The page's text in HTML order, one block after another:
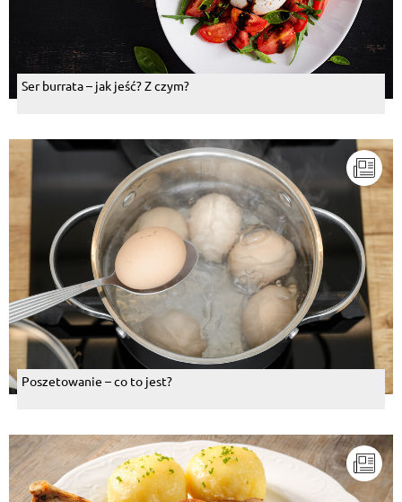
Ser burrata – jak jeść? Z czym?
Poszetowanie – co to jest?